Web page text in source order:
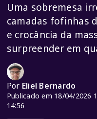
Uma sobremesa
camadas fofinhas
e crocância da
surpreender em
Por Eliel Bernardo
Publicado em 18/04/2026
14:56